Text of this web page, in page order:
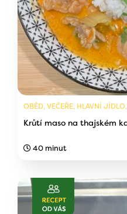
OBĚD, VEČEŘE, HLAVNÍ
Krůtí maso na thajském
40 minut